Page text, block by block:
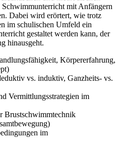
mit Anfängern
Dabei wird erörtert, wie trotz
im schulischen Umfeld ein
gestaltet werden kann, der
hinausgeht.
Körpererfahrung,
vs. induktiv, Ganzheits- vs.
Vermittlungsstrategien im
Brustschwimmtechnik
im